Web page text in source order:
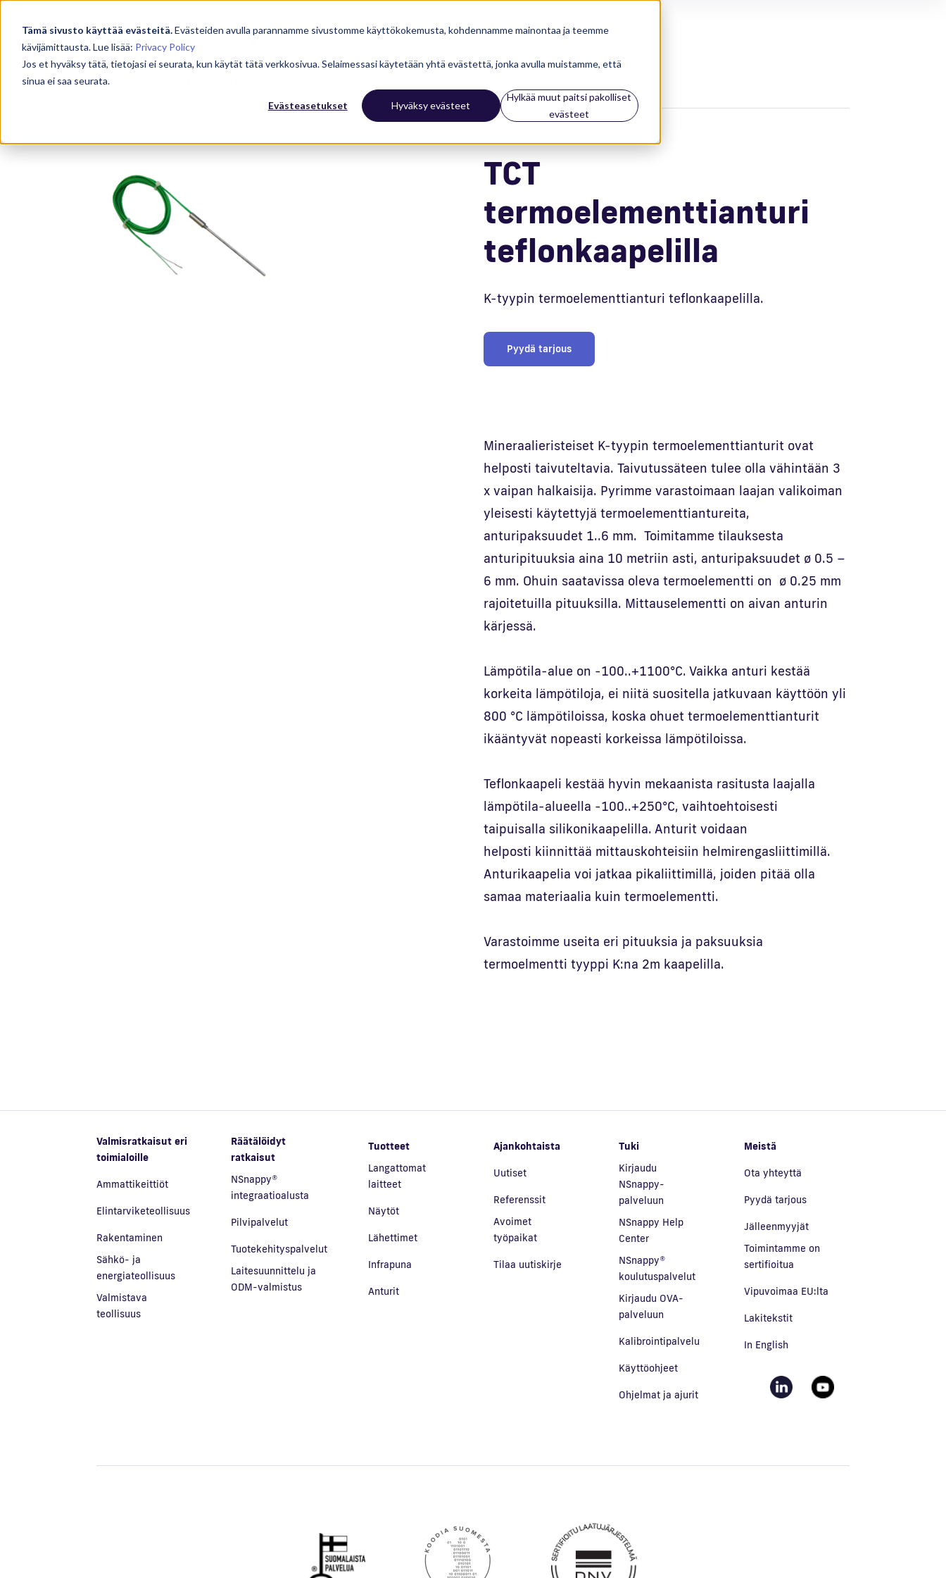
Tämä sivusto käyttää evästeitä.Evästeiden avulla parannamme sivustomme käyttökokemusta, kohdennamme mainontaa ja teemme
kävijämittausta. Lue lisää: Privacy Policy
Jos et hyväksy tätä, tietojasi ei seurata, kun käytät tätä verkkosivua. Selaimessasi käytetään yhtä evästettä, jonka avulla muistamme, että
sinua ei saa seurata.
Evästeasetukset Hyväksy evästeet
Hylkää muut paitsi pakolliset
evästeet
Laitteet
TCT
termoelementtianturi
teflonkaapelilla
K-tyypin termoelementtianturi teflonkaapelilla.
Pyydä tarjous
Mineraalieristeiset K-tyypin termoelementtianturit ovat
helposti taivuteltavia. Taivutussäteen tulee olla vähintään 3
x vaipan halkaisija. Pyrimme varastoimaan laajan valikoiman
yleisesti käytettyjä termoelementtiantureita,
anturipaksuudet 1..6 mm. Toimitamme tilauksesta
anturipituuksia aina 10 metriin asti, anturipaksuudet ø 0.5 –
6 mm. Ohuin saatavissa oleva termoelementti on ø 0.25 mm
rajoitetuilla pituuksilla. Mittauselementti on aivan anturin
kärjessä.
Lämpötila-alue on -100..+1100°C. Vaikka anturi kestää
korkeita lämpötiloja, ei niitä suositella jatkuvaan käyttöön yli
800 °C lämpötiloissa, koska ohuet termoelementtianturit
ikääntyvät nopeasti korkeissa lämpötiloissa.
Teflonkaapeli kestää hyvin mekaanista rasitusta laajalla
lämpötila-alueella -100..+250°C, vaihtoehtoisesti
taipuisalla silikonikaapelilla. Anturit voidaan
helposti kiinnittää mittauskohteisiin helmirengasliittimillä.
Anturikaapelia voi jatkaa pikaliittimillä, joiden pitää olla
samaa materiaalia kuin termoelementti.
Varastoimme useita eri pituuksia ja paksuuksia
termoelmentti tyyppi K:na 2m kaapelilla.
Valmisratkaisut eri
toimialoille
Ammattikeittiöt
Elintarviketeollisuus
Rakentaminen
Sähkö- ja
energiateollisuus
Valmistava
teollisuus
Räätälöidyt
ratkaisut
NSnappy®
integraatioalusta
Pilvipalvelut
Tuotekehityspalvelut
Laitesuunnittelu ja
ODM-valmistus
Tuotteet
Langattomat
laitteet
Näytöt
Lähettimet
Infrapuna
Anturit
Ajankohtaista
Uutiset
Referenssit
Avoimet
työpaikat
Tilaa uutiskirje
Tuki
Kirjaudu
NSnappy-
palveluun
NSnappy Help
Center
NSnappy®
koulutuspalvelut
Kirjaudu OVA-
palveluun
Kalibrointipalvelu
Käyttöohjeet
Ohjelmat ja ajurit
Meistä
Ota yhteyttä
Pyydä tarjous
Jälleenmyyjät
Toimintamme on
sertifioitua
Vipuvoimaa EU:lta
Lakitekstit
In English